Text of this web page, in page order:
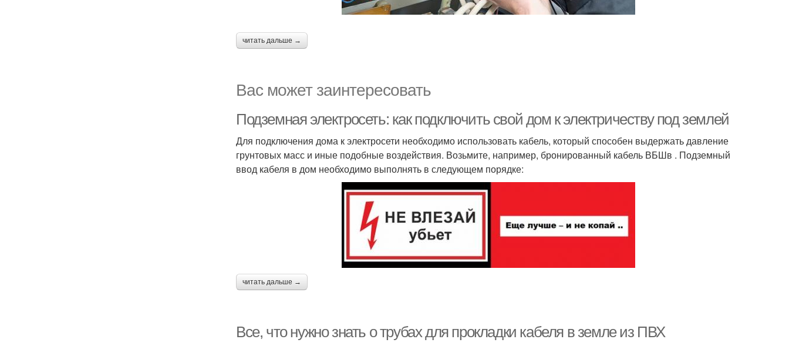
читать дальше →
Вас может заинтересовать
Подземная электросеть: как подключить свой дом к электричеству под землей
Для подключения дома к электросети необходимо использовать кабель, который способен выдержать давление
грунтовых масс и иные подобные воздействия. Возьмите, например, бронированный кабель ВБШв . Подземный
ввод кабеля в дом необходимо выполнять в следующем порядке:
читать дальше →
Все, что нужно знать о трубах для прокладки кабеля в земле из ПВХ